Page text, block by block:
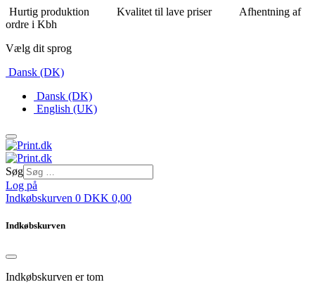
Hurtig produktion Kvalitet til lave priser
Afhentning af
ordre i Kbh
Vælg dit sprog
Dansk (DK)
Dansk (DK)
English (UK)
Søg
Log på
Indkøbskurven 0 DKK 0,00
Indkøbskurven
Indkøbskurven er tom